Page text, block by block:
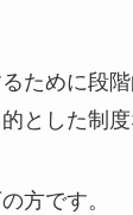
ために段
とした制度
方です。